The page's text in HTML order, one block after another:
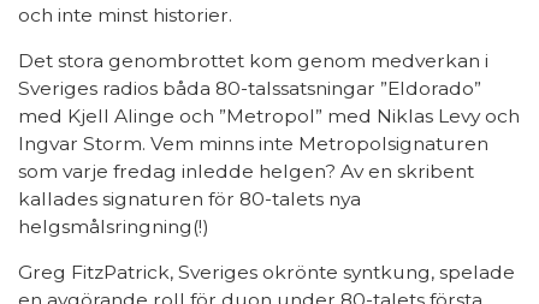
och inte minst historier.
Det stora genombrottet kom genom medverkan i
Sveriges radios båda 80-talssatsningar ”Eldorado”
med Kjell Alinge och ”Metropol” med Niklas Levy och
Ingvar Storm. Vem minns inte Metropolsignaturen
som varje fredag inledde helgen? Av en skribent
kallades signaturen för 80-talets nya
helgsmålsringning(!)
Greg FitzPatrick, Sveriges okrönte syntkung, spelade